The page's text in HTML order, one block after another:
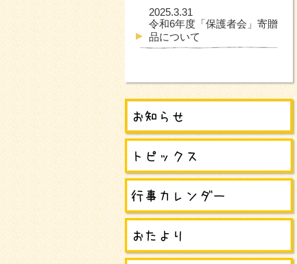
2025.3.31
令和6年度「保護者会」寄贈
品について